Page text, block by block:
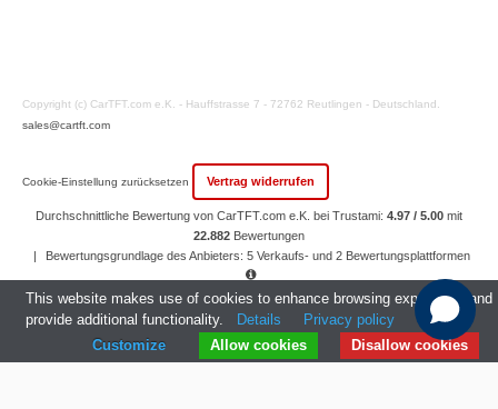
Copyright (c) CarTFT.com e.K. - Hauffstrasse 7 - 72762 Reutlingen - Deutschland.
sales@cartft.com
Cookie-Einstellung zurücksetzen Vertrag widerrufen
Durchschnittliche Bewertung von CarTFT.com e.K. bei Trustami: 4.97 / 5.00 mit
22.882 Bewertungen
|
Bewertungsgrundlage des Anbieters: 5 Verkaufs- und 2 Bewertungsplattformen
| 23 Jahre Erfahrung
This website makes use of cookies to enhance browsing experience and
provide additional functionality.
Details
Privacy policy
Disallow cookies
Allow cookies
Customize